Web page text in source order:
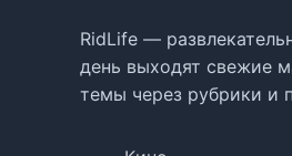
RidLife —
день выходят свежие
темы через рубрики и